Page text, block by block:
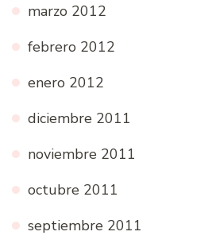
marzo 2012
febrero 2012
enero 2012
diciembre 2011
noviembre 2011
octubre 2011
septiembre 2011